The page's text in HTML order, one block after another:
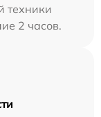
техники
2 часов.